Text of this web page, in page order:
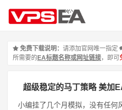
免费下载说明： 请添加官网唯一指定
所需要的 EA标题名称或网址链接，即可
超级稳定的马丁策略 美加
小编挂了几个月模拟，没有任何